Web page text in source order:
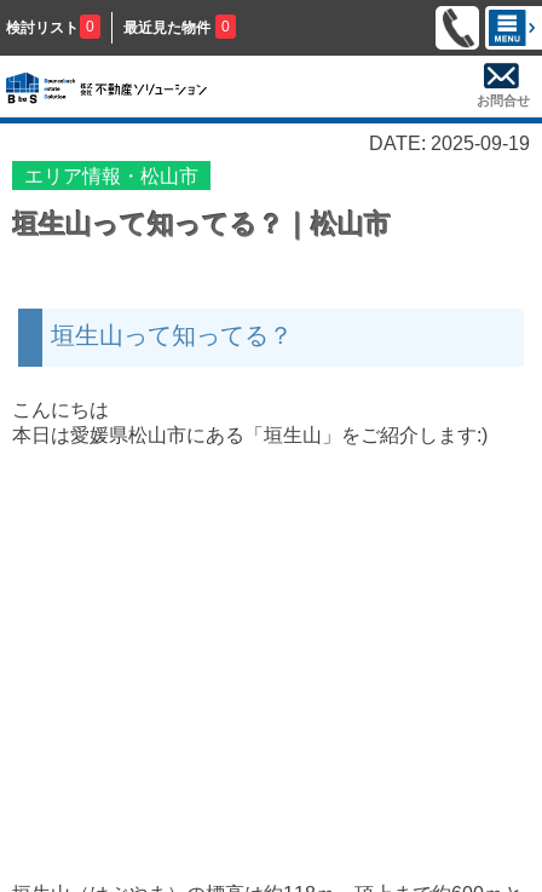
検討リスト 0 最近見た物件 0
お問合せ
DATE: 2025-09-19
エリア情報・松山市
垣生山って知ってる？｜松山市
垣生山って知ってる？
こんにちは
本日は愛媛県松山市にある「垣生山」をご紹介します:)